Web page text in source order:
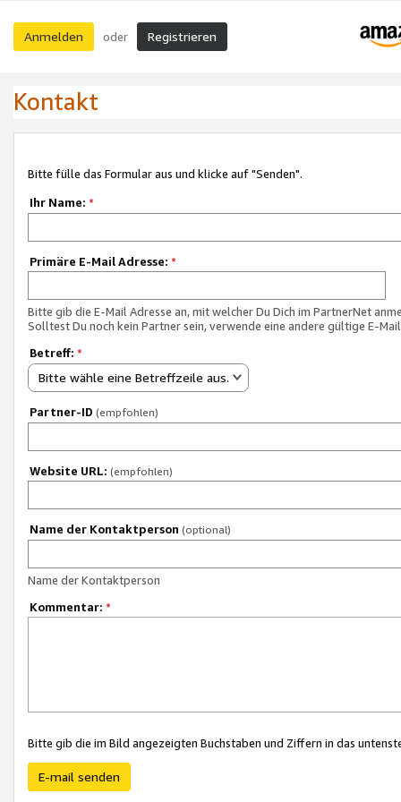
Anmelden oder Registrieren
Kontakt
Bitte fülle das Formular aus und klicke auf "Senden".
Ihr Name: *
Primäre E-Mail Adresse: *
Bitte gib die E-Mail Adresse an, mit welcher Du Dich im PartnerNet
Solltest Du noch kein Partner sein, verwende eine andere gültige E-
Betreff: *
Bitte wähle eine Betreffzeile aus.
Partner-ID (empfohlen)
Website URL: (empfohlen)
Name der Kontaktperson (optional)
Name der Kontaktperson
Kommentar: *
Bitte gib die im Bild angezeigten Buchstaben und Ziffern in das
E-mail senden